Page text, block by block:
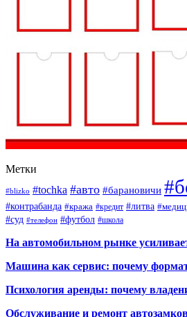
Метки
#blizko #tochka #авто #барановичи
#контрабанда #кража #кредит #литва
#суд #телефон #футбол #школа
На автомобильном рынке
Машина как сервис: почему
Психология аренды: почему
Обслуживание и ремонт